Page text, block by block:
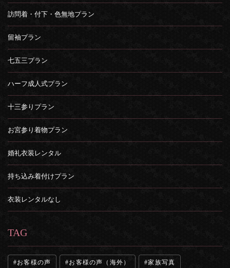
訪問着・付下・色無地プラン
留袖プラン
七五三プラン
ハーフ成人式プラン
十三参りプラン
お宮参り着物プラン
婚礼衣装レンタル
持ち込み着付けプラン
衣装レンタルなし
TAG
お客様の声 お客様の声（海外） 家族写真